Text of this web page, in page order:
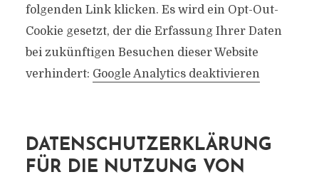
folgenden Link klicken. Es wird ein Opt-Out-
Cookie gesetzt, der die Erfassung Ihrer Daten
bei zukünftigen Besuchen dieser Website
verhindert: Google Analytics deaktivieren
DATENSCHUTZERKLÄRUNG
FÜR DIE NUTZUNG VON